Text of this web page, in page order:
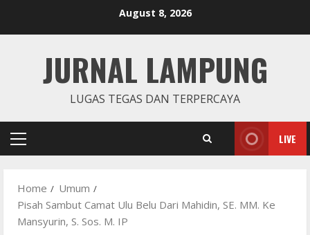
August 8, 2026
JURNAL LAMPUNG
LUGAS TEGAS DAN TERPERCAYA
Primary
LIVE
Home
Umum
Pisah Sambut Camat Ulu Belu Dari Mahidin, SE. MM. Ke
Mansyurin, S. Sos. M. IP